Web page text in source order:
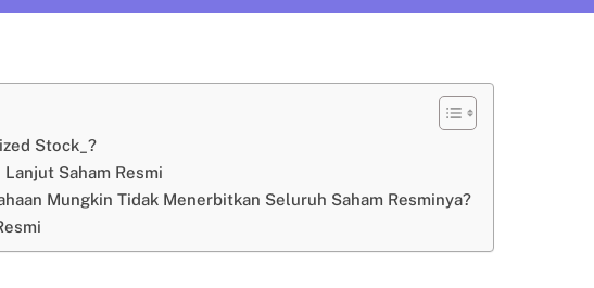
Stock_?
Saham Resmi
Mungkin Tidak Menerbitkan Seluruh Saham Resminya?